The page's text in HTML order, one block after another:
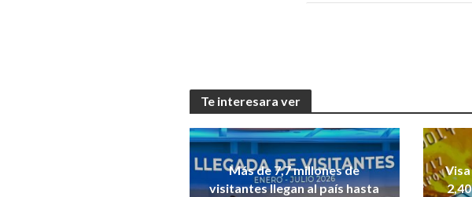
Te interesara ver
Más de 7,7 millones de
visitantes llegan al país hasta